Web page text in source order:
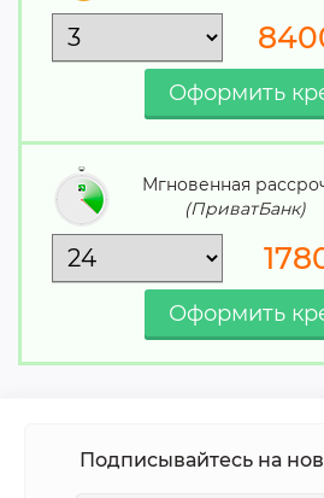
Мгновенная
(ПриватБанк)
Подписывайтесь на